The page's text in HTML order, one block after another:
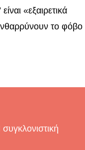
«εξαιρετικά
το φόβο